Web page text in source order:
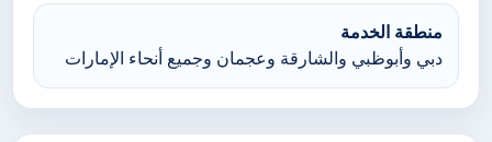
منطقة الخدمة
دبي وأبوظبي والشارقة وعجمان وجميع أنحاء الإمارات